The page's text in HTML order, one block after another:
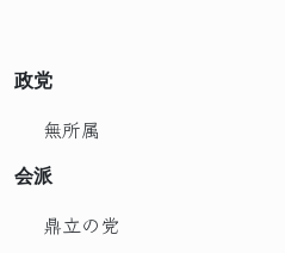
政党
無所属
会派
鼎立の党